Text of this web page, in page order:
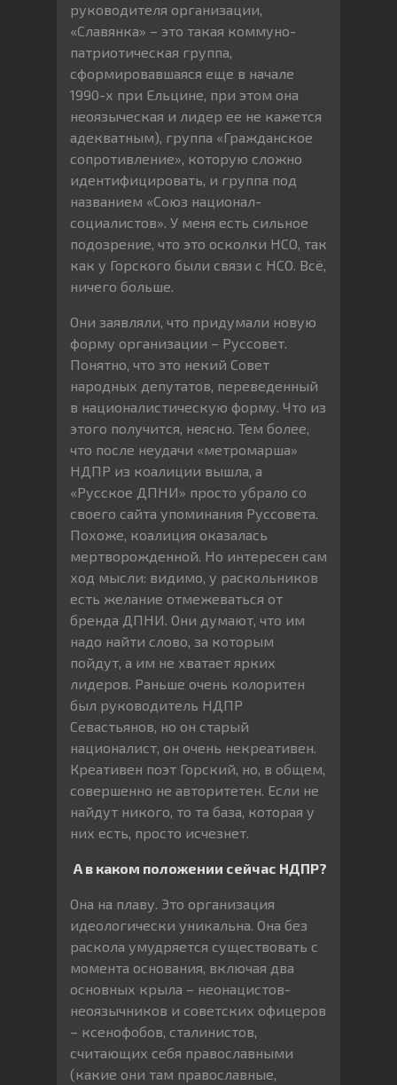
руководителя организации,
«Славянка» – это такая коммуно-
патриотическая группа,
сформировавшаяся еще в начале
1990-х при Ельцине, при этом она
неоязыческая и лидер ее не кажется
адекватным), группа «Гражданское
сопротивление», которую сложно
идентифицировать, и группа под
названием «Союз национал-
социалистов». У меня есть сильное
подозрение, что это осколки НСО, так
как у Горского были связи с НСО. Всё,
ничего больше.
Они заявляли, что придумали новую
форму организации – Руссовет.
Понятно, что это некий Совет
народных депутатов, переведенный
в националистическую форму. Что из
этого получится, неясно. Тем более,
что после неудачи «метромарша»
НДПР из коалиции вышла, а
«Русское ДПНИ» просто убрало со
своего сайта упоминания Руссовета.
Похоже, коалиция оказалась
мертворожденной. Но интересен сам
ход мысли: видимо, у раскольников
есть желание отмежеваться от
бренда ДПНИ. Они думают, что им
надо найти слово, за которым
пойдут, а им не хватает ярких
лидеров. Раньше очень колоритен
был руководитель НДПР
Севастьянов, но он старый
националист, он очень некреативен.
Креативен поэт Горский, но, в общем,
совершенно не авторитетен. Если не
найдут никого, то та база, которая у
них есть, просто исчезнет.
А в каком положении сейчас НДПР?
Она на плаву. Это организация
идеологически уникальна. Она без
раскола умудряется существовать с
момента основания, включая два
основных крыла – неонацистов-
неоязычников и советских офицеров
– ксенофобов, сталинистов,
считающих себя православными
(какие они там православные,